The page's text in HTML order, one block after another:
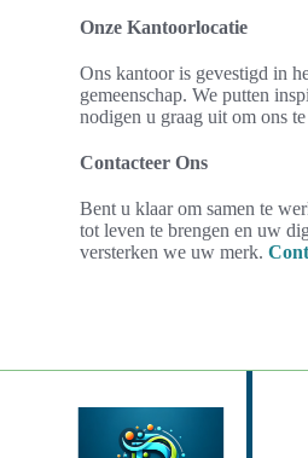
Onze Kantoorlocatie
Ons kantoor is gevestigd in
gemeenschap. We putten
nodigen u graag uit om ons
Contacteer Ons
Bent u klaar om samen te
tot leven te brengen en uw
versterken we uw merk.